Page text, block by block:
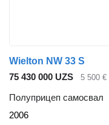
Wielton NW 33 S
75 430 000 UZS
5 500 €
Полуприцеп самосвал
2006